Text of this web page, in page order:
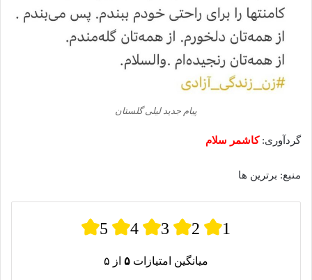
پیام جدید لیلی گلستان
گردآوری:کاشمر سلام
منبع: برترین ها
5 4 3 2 1
میانگین امتیازات ۵ از ۵